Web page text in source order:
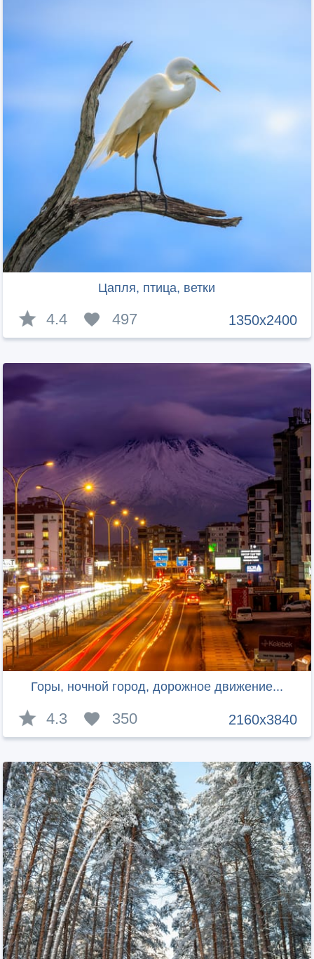
Цапля, птица, ветки
1350x2400
4.4 497
Горы, ночной город, дорожное движение...
2160x3840
4.3 350